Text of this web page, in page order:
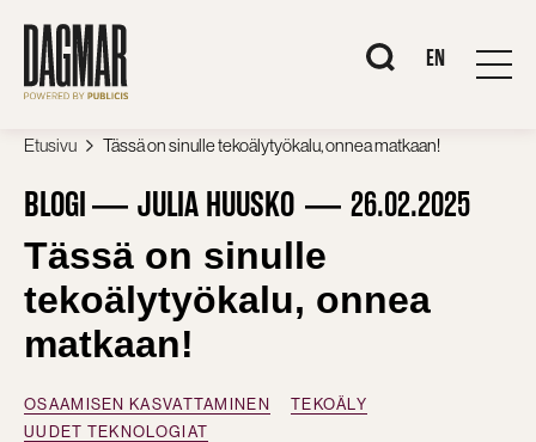
sisältöön
When EN
Etusivu Tässä on sinulle tekoälytyökalu, onnea matkaan!
BLOGI JULIA HUUSKO 26.02.2025
Tässä on sinulle
tekoälytyökalu, onnea
matkaan!
OSAAMISEN KASVATTAMINEN
TEKOÄLY
UUDET TEKNOLOGIAT